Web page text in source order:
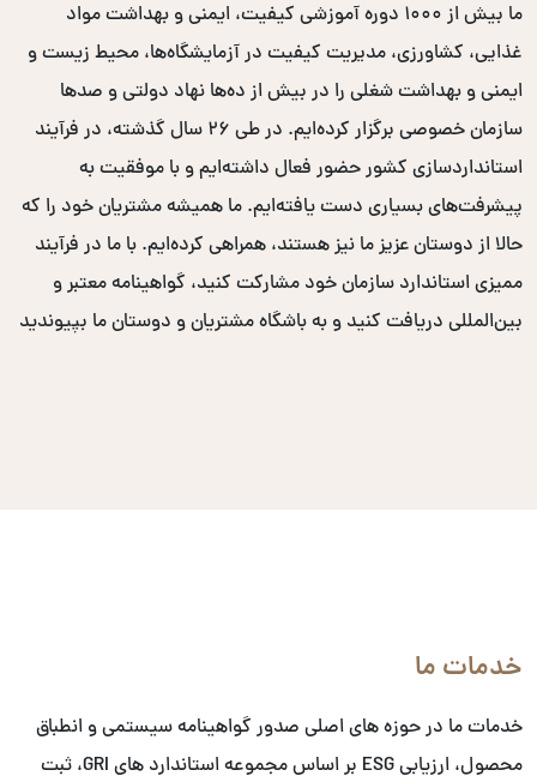
ما بیش از ۱۰۰۰ دوره آموزشی کیفیت، ایمنی و بهداشت مواد
غذایی، کشاورزی، مدیریت کیفیت در آزمایشگاه‌ها، محیط زیست و
ایمنی و بهداشت شغلی را در بیش از ده‌ها نهاد دولتی و صدها
سازمان خصوصی برگزار کرده‌ایم. در طی ۲۶ سال گذشته، در فرآیند
استانداردسازی کشور حضور فعال داشته‌ایم و با موفقیت به
پیشرفت‌های بسیاری دست یافته‌ایم. ما همیشه مشتریان خود را که
حالا از دوستان عزیز ما نیز هستند، همراهی کرده‌ایم. با ما در فرآیند
ممیزی استاندارد سازمان خود مشارکت کنید، گواهینامه معتبر و
بین‌المللی دریافت کنید و به باشگاه مشتریان و دوستان ما بپیوندید
خدمات ما
خدمات ما در حوزه های اصلی صدور گواهینامه سیستمی و انطباق
محصول، ارزیابی ESG بر اساس مجموعه استاندارد های GRI، ثبت